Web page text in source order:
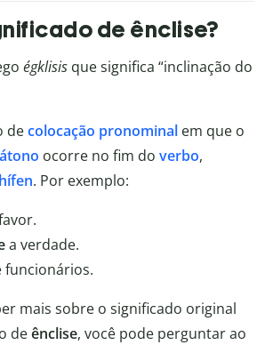
de ênclise?
égklisis que significa “inclinação do
decolocação pronominal em que o
ocorre no fim do verbo,
hífen. Por exemplo:
a verdade.
funcionários.
mais sobre o significado original
deênclise, você pode perguntar ao